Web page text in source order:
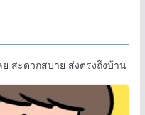
สะดวกสบาย ส่งตรงถึงบ้าน